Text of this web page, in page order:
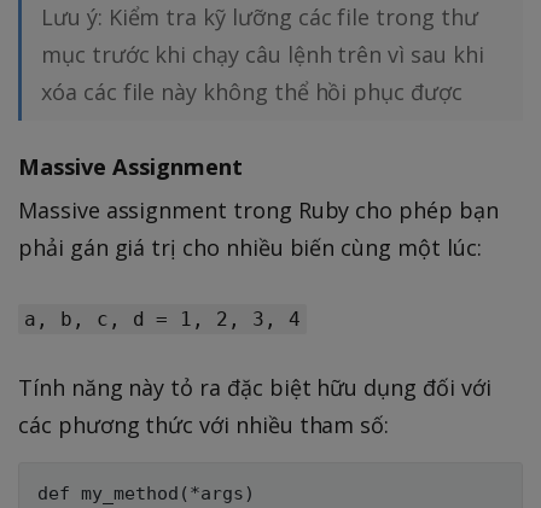
Lưu ý: Kiểm tra kỹ lưỡng các file trong thư
mục trước khi chạy câu lệnh trên vì sau khi
xóa các file này không thể hồi phục được
Massive Assignment
Massive assignment trong Ruby cho phép bạn
phải gán giá trị cho nhiều biến cùng một lúc:
a, b, c, d = 1, 2, 3, 4
Tính năng này tỏ ra đặc biệt hữu dụng đối với
các phương thức với nhiều tham số:
def my_method(*args)